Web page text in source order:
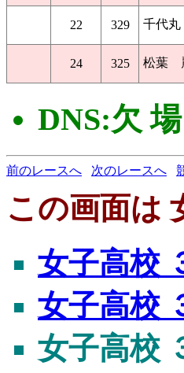
22 329 千代
24 325 松葉
DNS:欠 場
前のレースへ 次のレースへ
この画面は
女子高校
女子高校
女子高校